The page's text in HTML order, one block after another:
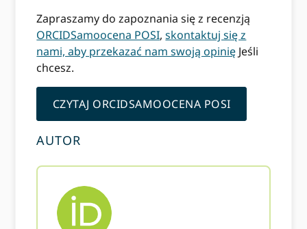
Zapraszamy do zapoznania się z recenzją
ORCIDSamoocena POSI,skontaktuj się z
nami, aby przekazać nam swoją opinię Jeśli
chcesz.
CZYTAJ ORCIDSAMOOCENA POSI
AUTOR